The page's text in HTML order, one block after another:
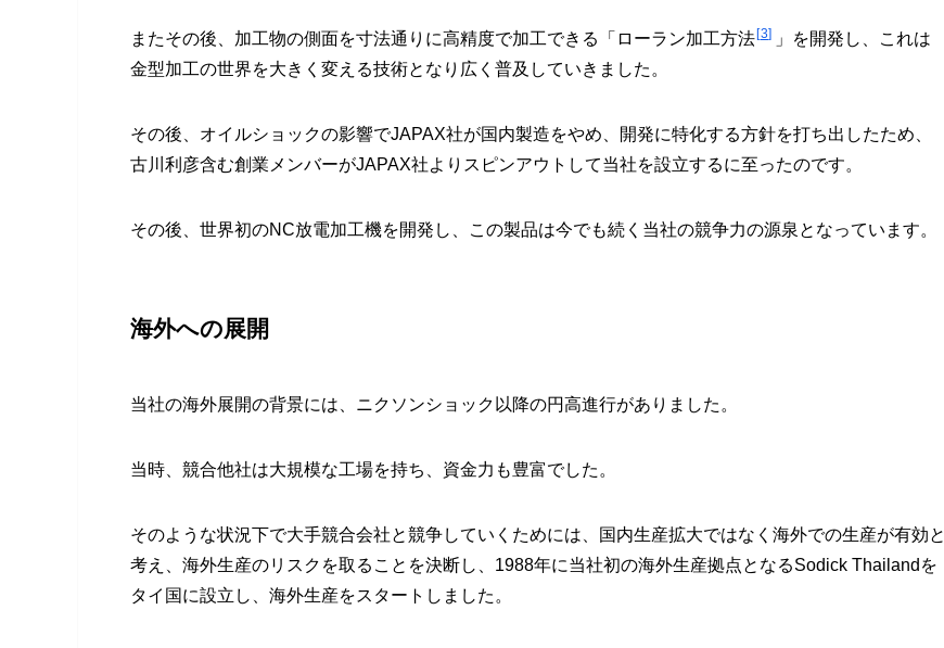
またその後、加工物の側面を寸法通りに高精度で加工できる「ローラン加工方法 3
」を開発し、これは
金型加工の世界を大きく変える技術となり広く普及していきました。
その後、オイルショックの影響でJAPAX社が国内製造をやめ、開発に特化する方針を打ち出したため、
古川利彦含む創業メンバーがJAPAX社よりスピンアウトして当社を設立するに至ったのです。
その後、世界初のNC放電加工機を開発し、この製品は今でも続く当社の競争力の源泉となっています。
海外への展開
当社の海外展開の背景には、ニクソンショック以降の円高進行がありました。
当時、競合他社は大規模な工場を持ち、資金力も豊富でした。
そのような状況下で大手競合会社と競争していくためには、国内生産拡大ではなく海外での生産が有効と
考え、海外生産のリスクを取ることを決断し、1988年に当社初の海外生産拠点となるSodick Thailandを
タイ国に設立し、海外生産をスタートしました。